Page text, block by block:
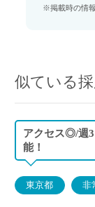
※掲載時の情
似ている
アクセス◎/週3
能！
東京都 非